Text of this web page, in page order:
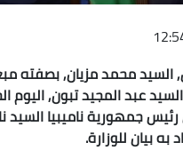
السيد محمد مزيان, بصفته
عبد المجيد تبون, اليوم
جمهورية ناميبيا السيد
بيان للوزارة.